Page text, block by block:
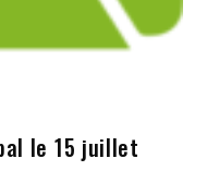
le 15 juillet